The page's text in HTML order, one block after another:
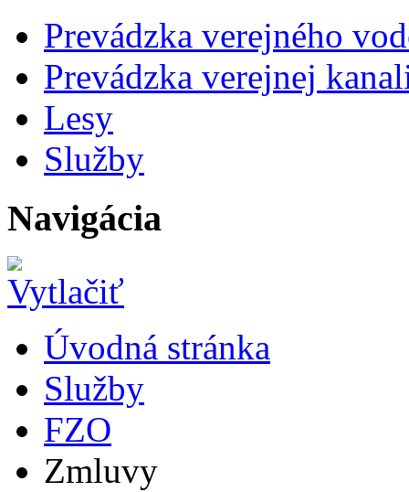
Prevádzka verejného
Prevádzka verejnej
Lesy
Služby
Navigácia
Úvodná stránka
Služby
FZO
Zmluvy